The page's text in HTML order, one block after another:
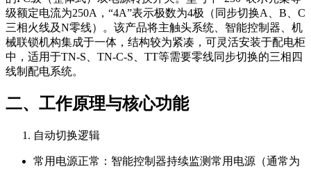
级额定电流为250A，“4A”表示极数为4极（同步切换A、B、C
三相火线及N零线）。该产品将主触头系统、智能控制器、机
械联锁机构集成于一体，结构较为紧凑，可灵活安装于配电柜
中，适用于TN-S、TN-C-S、TT等需要零线同步切换的三相四
线制配电系统。
二、工作原理与核心功能
自动切换逻辑
常用电源正常：智能控制器持续监测常用电源（通常为